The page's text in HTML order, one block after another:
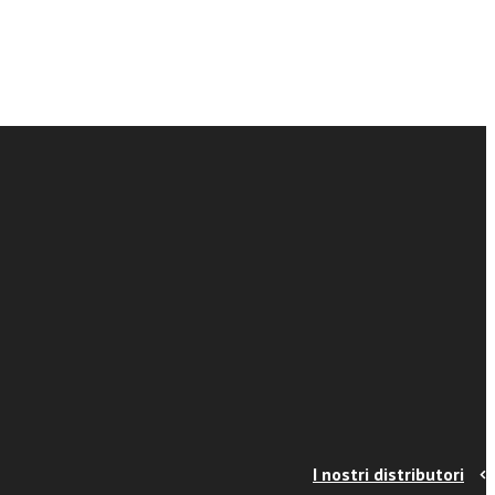
I nostri distributori